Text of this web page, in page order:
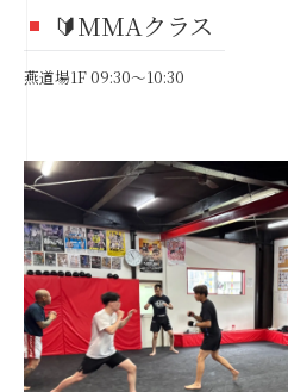
🔰MMAクラス
燕道場1F 09:30～10:30